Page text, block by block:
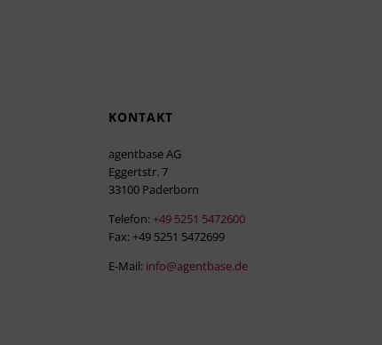
KONTAKT
agentbase AG
Eggertstr. 7
33100 Paderborn
Telefon: +49 5251 5472600
Fax: +49 5251 5472699
E-Mail: info@agentbase.de